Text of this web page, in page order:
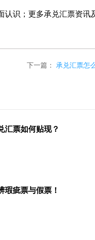
识；更多承兑汇票资讯
下一篇： 承兑汇票怎
汇票如何贴现？
瑕疵票与假票！